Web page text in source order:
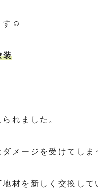
す☺️
装
れました。
メージを受けてしま
材を新しく交換して